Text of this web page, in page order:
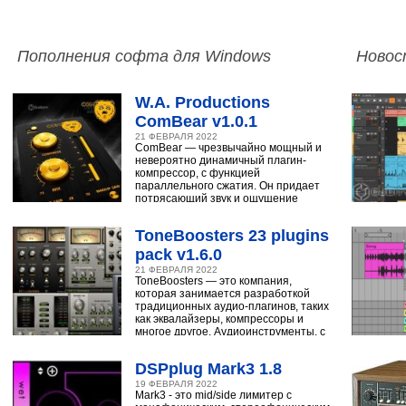
Пополнения софта для Windows
W.A. Productions
ComBear v1.0.1
21 ФЕВРАЛЯ 2022
ComBear — чрезвычайно мощный и
невероятно динамичный плагин-
компрессор, с функцией
параллельного сжатия. Он придает
потрясающий звук и ощущение
ToneBoosters 23 plugins
pack v1.6.0
21 ФЕВРАЛЯ 2022
ToneBoosters — это компания,
которая занимается разработкой
традиционных аудио-плагинов, таких
как эквалайзеры, компрессоры и
многое другое. Аудиоинструменты, с
DSPplug Mark3 1.8
19 ФЕВРАЛЯ 2022
Mark3 - это mid/side лимитер с